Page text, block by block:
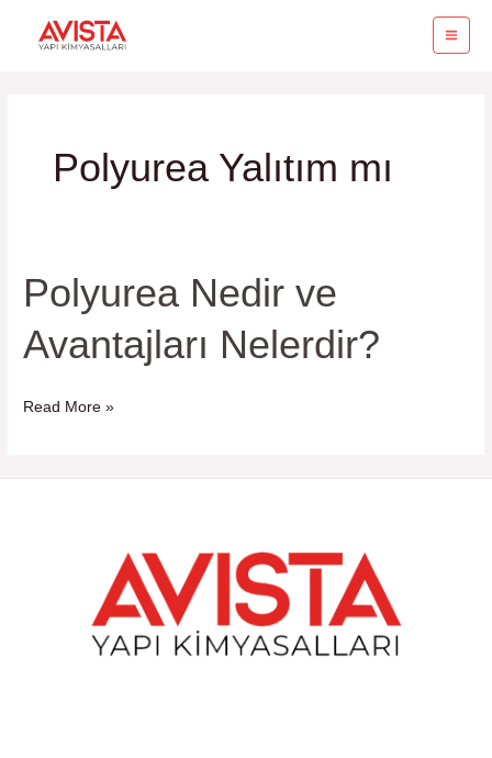
Polyurea Yalıtım mı
Polyurea Nedir ve
Avantajları Nelerdir?
Polyurea
Nedir
ve
Avantajları
Read More »